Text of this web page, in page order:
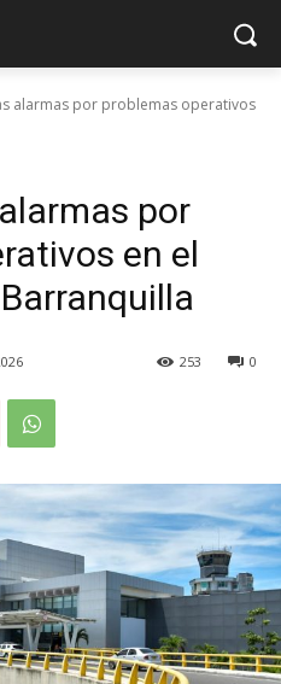
alarmas por problemas operativos
por
en el
0
253